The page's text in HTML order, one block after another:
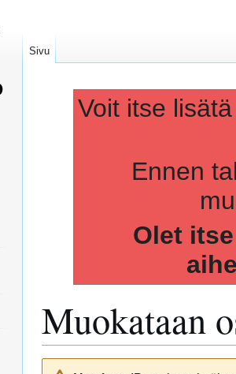
Voit itse
Ennen
Olet
Muokataan
Siirry
Siirry
Sivu